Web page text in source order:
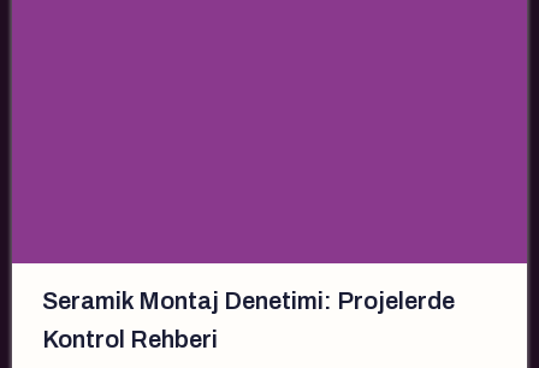
Seramik Montaj Denetimi: Projelerde
Kontrol Rehberi